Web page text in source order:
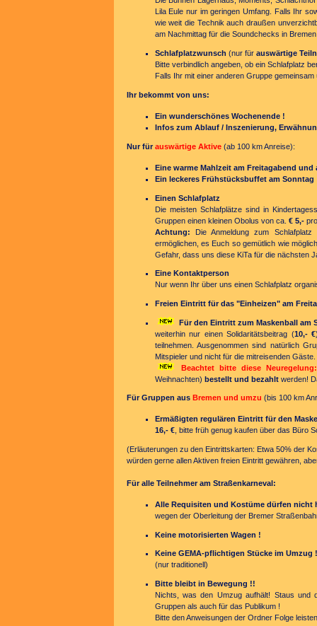
Lila Eule nur im geringen Umfang.
Falls Ihr
wie weit die Technik auch draußen
am Nachmittag für die Soundchecks in
Schlafplatzwunsch (nur für auswärtige
Bitte verbindlich angeben, ob ein Schlafplatz
Falls Ihr mit einer anderen Gruppe
Ihr bekommt von uns:
Ein wunderschönes Wochenende !
Infos zum Ablauf / Inszenierung,
Nur fürauswärtige Aktive(ab 100 km Anreise):
Eine warme Mahlzeit am Freitagabend
Ein leckeres Frühstücksbuffet am Sonntag
Einen Schlafplatz
Die meisten Schlafplätze sind in
Gruppen einen kleinen Obolus von ca. € 5,-pro
Achtung: Die Anmeldung zum
ermöglichen, es Euch so gemütlich wie
Gefahr, dass uns diese KiTa für die nächsten
Eine Kontaktperson
Nur wenn Ihr über uns einen Schlafplatz
Freien Eintritt für das "Einheizen" am
Für den Eintritt zum Maskenball am
weiterhin nur einen Solidaritätsbeitrag (10,- €
teilnehmen. Ausgenommen sind natürlich
Mitspieler und nicht für die mitreisenden Gäste.
Beachtet bitte diese Neuregelung:
Weihnachten) bestellt und bezahltwerden!
Für Gruppen aus Bremen und umzu (bis 100 km
Ermäßigten regulären Eintritt für den
16,- €, bitte früh genug kaufen über das Büro
(Erläuterungen zu den Eintrittskarten: Etwa 50% der
würden gerne allen Aktiven freien Eintritt gewähren,
Für alle Teilnehmer am Straßenkarneval:
Alle Requisiten und Kostüme dürfen nicht
wegen der Oberleitung der Bremer
Keine motorisierten Wagen !
Keine GEMA-pflichtigen Stücke im Umzug !
(nur traditionell)
Bitte bleibt in Bewegung !!
Nichts, was den Umzug aufhält! Staus und
Gruppen als auch für das Publikum !
Bitte den Anweisungen der Ordner Folge